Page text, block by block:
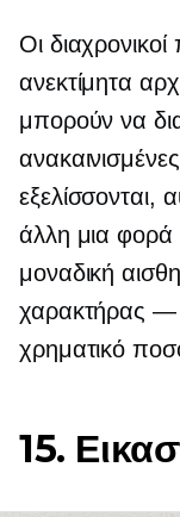
Οι διαχρονικοί
ανεκτίμητα
μπορούν να
εξελίσσονται,
άλλη μια φορά
μοναδική
χαρακτήρας —
χρηματικό
15.